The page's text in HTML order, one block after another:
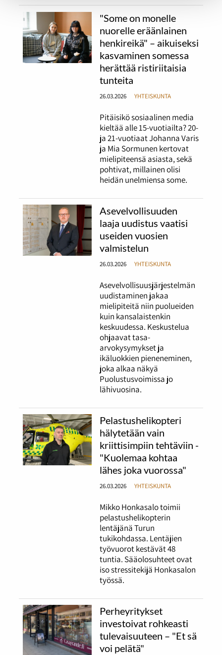
"Some on monelle
nuorelle eräänlainen
henkireikä" – aikuiseksi
kasvaminen somessa
herättää ristiriitaisia
tunteita
26.03.2026 YHTEISKUNTA
Pitäisikö sosiaalinen media
kieltää alle 15-vuotiailta? 20-
ja 21-vuotiaat Johanna Varis
ja Mia Sormunen kertovat
mielipiteensä asiasta, sekä
pohtivat, millainen olisi
heidän unelmiensa some.
Asevelvollisuuden
laaja uudistus vaatisi
useiden vuosien
valmistelun
26.03.2026 YHTEISKUNTA
Asevelvollisuusjärjestelmän
uudistaminen jakaa
mielipiteitä niin puolueiden
kuin kansalaistenkin
keskuudessa. Keskustelua
ohjaavat tasa-
arvokysymykset ja
ikäluokkien pieneneminen,
joka alkaa näkyä
Puolustusvoimissa jo
lähivuosina.
Pelastushelikopteri
hälytetään vain
kriittisimpiin tehtäviin -
"Kuolemaa kohtaa
lähes joka vuorossa"
26.03.2026 YHTEISKUNTA
Mikko Honkasalo toimii
pelastushelikopterin
lentäjänä Turun
tukikohdassa. Lentäjien
työvuorot kestävät 48
tuntia. Sääolosuhteet ovat
iso stressitekijä Honkasalon
työssä.
Perheyritykset
investoivat rohkeasti
tulevaisuuteen – "Et sä
voi pelätä"